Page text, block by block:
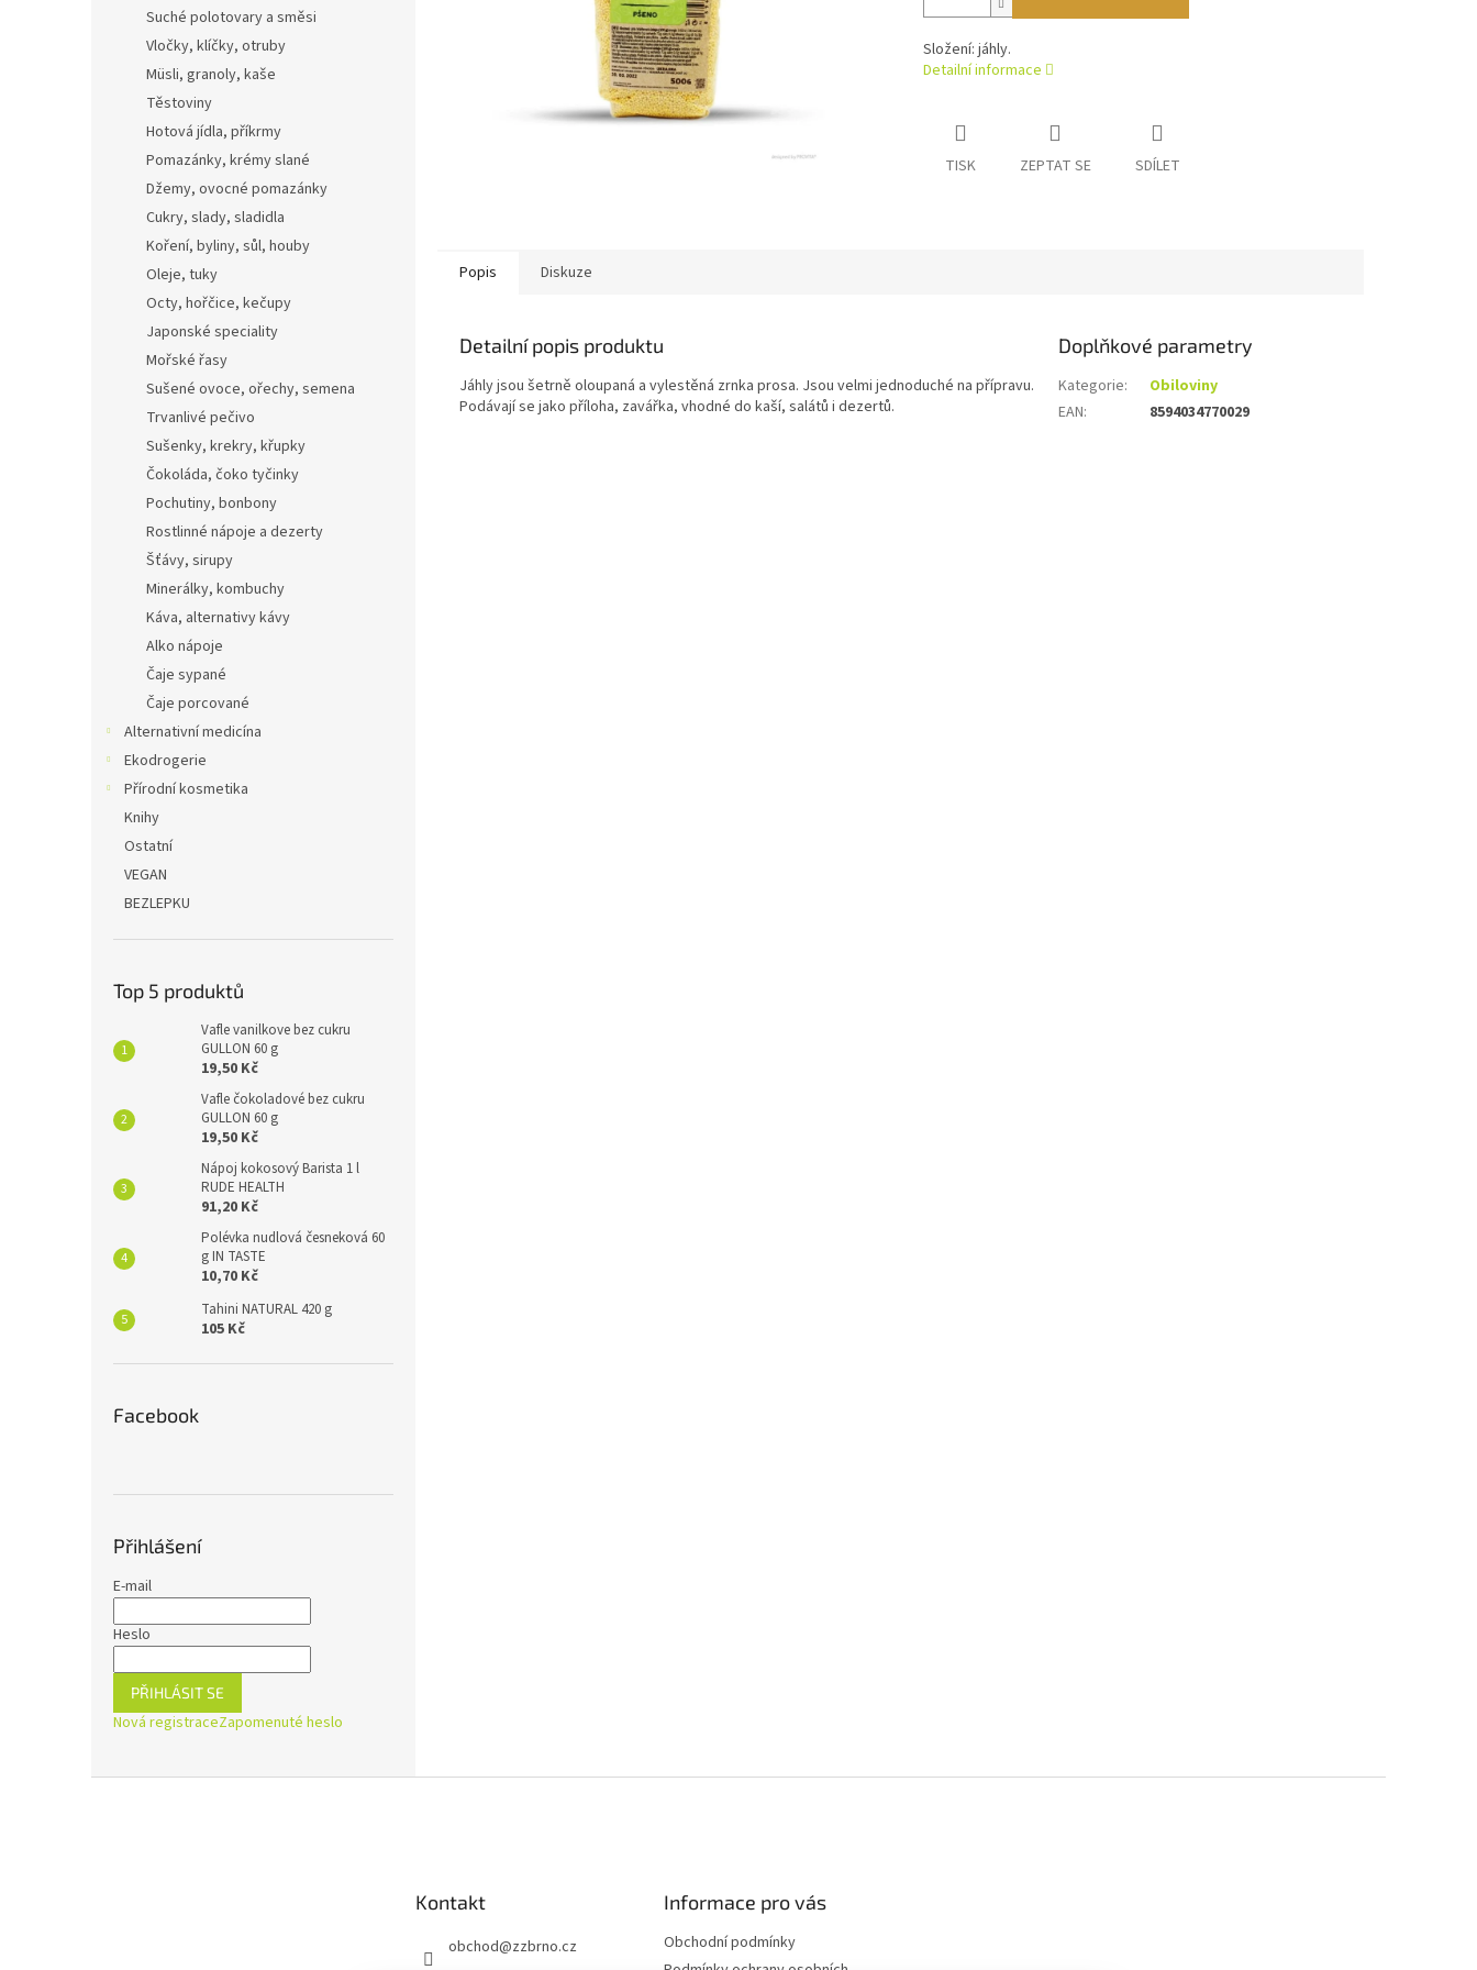
Suché polotovary a směsi
Vločky, klíčky, otruby
Müsli, granoly, kaše
Těstoviny
Hotová jídla, příkrmy
Pomazánky, krémy slané
Džemy, ovocné pomazánky
Cukry, slady, sladidla
Koření, byliny, sůl, houby
Oleje, tuky
Octy, hořčice, kečupy
Japonské speciality
Mořské řasy
Sušené ovoce, ořechy, semena
Trvanlivé pečivo
Sušenky, krekry, křupky
Čokoláda, čoko tyčinky
Pochutiny, bonbony
Rostlinné nápoje a dezerty
Šťávy, sirupy
Minerálky, kombuchy
Káva, alternativy kávy
Alko nápoje
Čaje sypané
Čaje porcované
Alternativní medicína
Ekodrogerie
Přírodní kosmetika
Knihy
Ostatní
VEGAN
BEZLEPKU
Top 5 produktů
Vafle vanilkove bez cukru
GULLON 60 g
19,50 Kč
Vafle čokoladové bez cukru
GULLON 60 g
19,50 Kč
Nápoj kokosový Barista 1 l
RUDE HEALTH
91,20 Kč
Polévka nudlová česneková 60
g IN TASTE
10,70 Kč
Tahini NATURAL 420 g
105 Kč
Facebook
Přihlášení
E-mail
Heslo
PŘIHLÁSIT SE
Nová registraceZapomenuté heslo
Složení: jáhly.
Detailní informace
TISK ZEPTAT SE SDÍLET
Popis Diskuze
Detailní popis produktu
Jáhly jsou šetrně oloupaná a vylestěná zrnka prosa. Jsou velmi jednoduché na přípravu.
Podávají se jako příloha, zavářka, vhodné do kaší, salátů i dezertů.
Doplňkové parametry
Kategorie:
Obiloviny
EAN: 8594034770029
Kontakt
obchod@zzbrno.cz
Informace pro vás
Obchodní podmínky